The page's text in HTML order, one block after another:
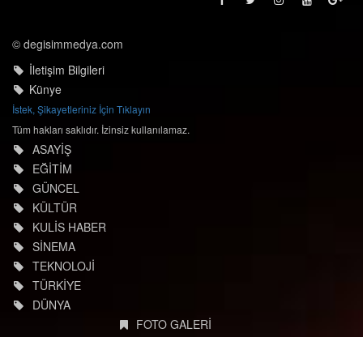
© degisimmedya.com
İletişim Bilgileri
Künye
İstek, Şikayetleriniz İçin Tıklayın
Tüm hakları saklıdır. İzinsiz kullanılamaz.
ASAYİŞ
EĞİTİM
GÜNCEL
KÜLTÜR
KULİS HABER
SİNEMA
TEKNOLOJİ
TÜRKİYE
DÜNYA
FOTO GALERİ